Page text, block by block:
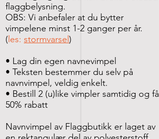
flaggbelysning.
OBS: Vi anbefaler at du bytter
vimpelene minst 1-2 ganger per år.
( les: stormvarsel )
• Lag din egen navnevimpel
• Teksten bestemmer du selv på
navnvimpel, veldig enkelt.
• Bestill 2 (u)like vimpler samtidig og få
50% rabatt
Navnvimpel av Flaggbutikk er laget av